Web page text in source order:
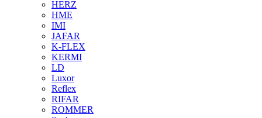
HERZ
HME
IMI
JAFAR
K-FLEX
KERMI
LD
Luxor
Reflex
RIFAR
ROMMER